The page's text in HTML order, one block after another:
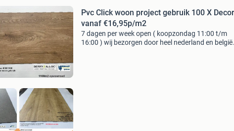
Pvc Click woon project gebruik 100 X Decor
vanaf €16,95p/m2
7 dagen per week open ( koopzondag 11:00 t/m
16:00 ) wij bezorgen door heel nederland en belgië